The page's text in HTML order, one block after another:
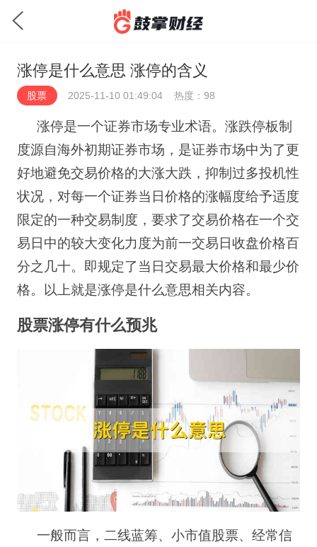
涨停是什么意思 涨停的含义
股票 2025-11-10 01:49:04 热度：98
涨停是一个证券市场专业术语。涨跌停板制
度源自海外初期证券市场，是证券市场中为了更
好地避免交易价格的大涨大跌，抑制过多投机性
状况，对每一个证券当日价格的涨幅度给予适度
限定的一种交易制度，要求了交易价格在一个交
易日中的较大变化力度为前一交易日收盘价格百
分之几十。即规定了当日交易最大价格和最少价
格。以上就是涨停是什么意思相关内容。
股票涨停有什么预兆
一般而言，二线蓝筹、小市值股票、经常信